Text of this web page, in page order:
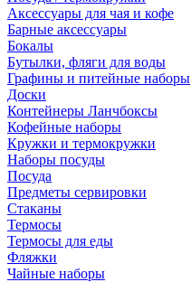
Аксессуары для чая и кофе
Барные аксессуары
Бокалы
Бутылки, фляги для воды
Графины и питейные наборы
Доски
Контейнеры Ланчбоксы
Кофейные наборы
Кружки и термокружки
Наборы посуды
Посуда
Предметы сервировки
Стаканы
Термосы
Термосы для еды
Фляжки
Чайные наборы